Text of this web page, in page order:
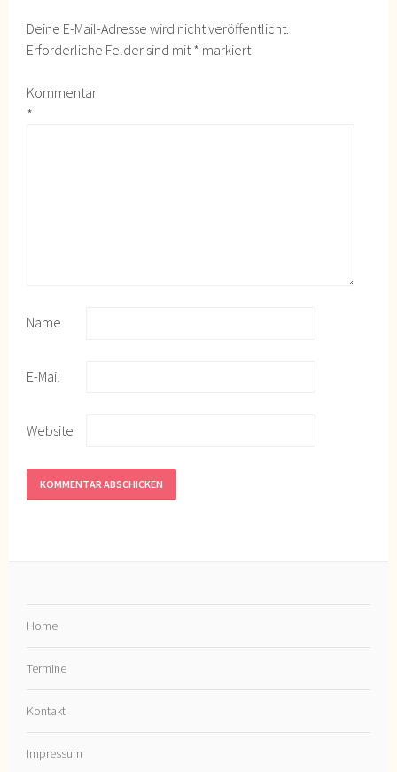
Deine E-Mail-Adresse wird nicht veröffentlicht.
Erforderliche Felder sind mit* markiert
Kommentar
*
Name
E-Mail
Website
Home
Termine
Kontakt
Impressum